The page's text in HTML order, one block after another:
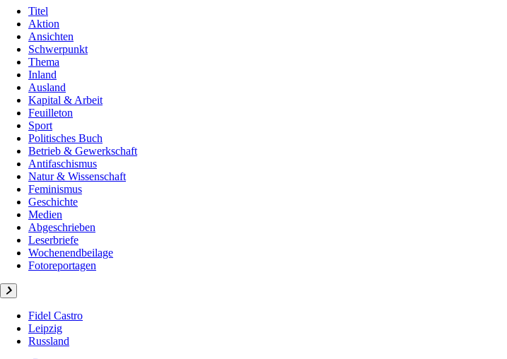
Titel
Aktion
Ansichten
Schwerpunkt
Thema
Inland
Ausland
Kapital & Arbeit
Feuilleton
Sport
Politisches Buch
Betrieb & Gewerkschaft
Antifaschismus
Natur & Wissenschaft
Feminismus
Geschichte
Medien
Abgeschrieben
Leserbriefe
Wochenendbeilage
Fotoreportagen
Fidel Castro
Leipzig
Russland